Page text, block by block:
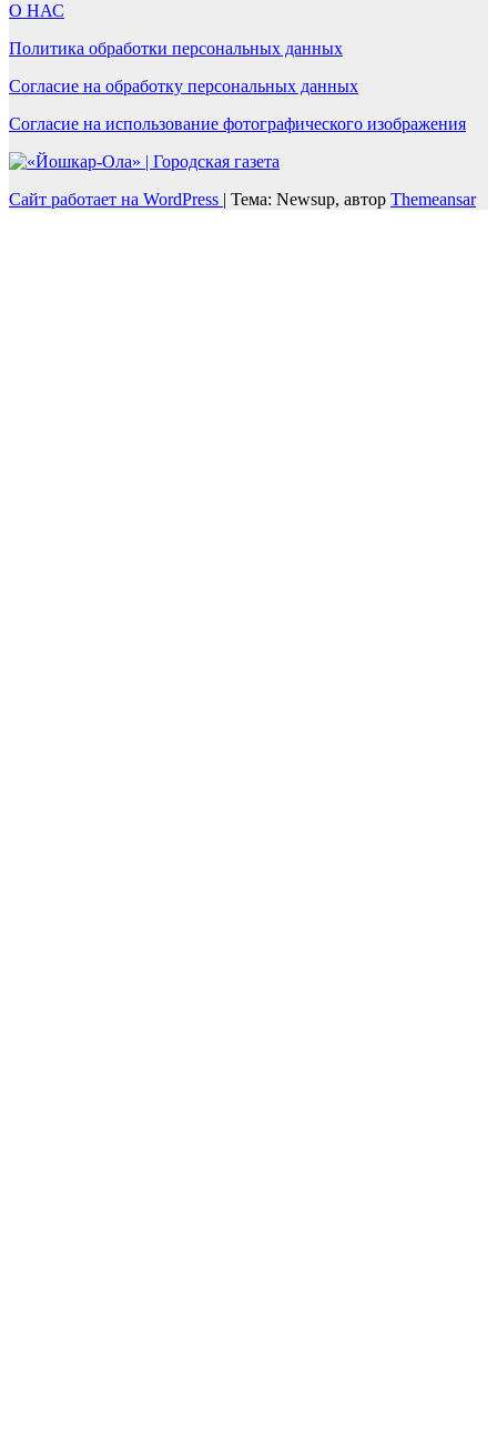
О НАС
Политика обработки персональных данных
Согласие на обработку персональных данных
Согласие на использование фотографического изображения
Сайт работает на WordPress | Тема: Newsup, автор Themeansar